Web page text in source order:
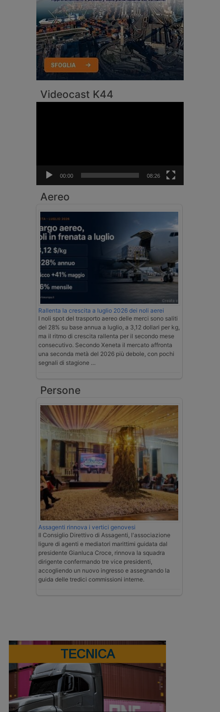
Videocast K44
00:00 08:26
Aereo
Rallenta la crescita a luglio 2026 dei noli aerei
I noli spot del trasporto aereo delle merci sono saliti
del 28% su base annua a luglio, a 3,12 dollari per kg,
ma il ritmo di crescita rallenta per il secondo mese
consecutivo. Secondo Xeneta il mercato affronta
una seconda metà del 2026 più debole, con pochi
segnali di stagione …
Persone
Assagenti rinnova i vertici genovesi
Il Consiglio Direttivo di Assagenti, l'associazione
ligure di agenti e mediatori marittimi guidata dal
presidente Gianluca Croce, rinnova la squadra
dirigente confermando tre vice presidenti,
accogliendo un nuovo ingresso e assegnando la
guida delle tredici commissioni interne.
TECNICA